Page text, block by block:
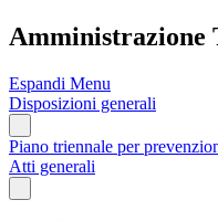
Amministrazione
Espandi Menu
Disposizioni generali
Piano triennale per
Atti generali